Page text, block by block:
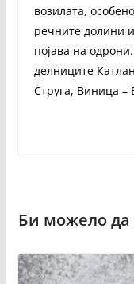
возилата,
речните долини
појава на
делниците
Струга, Виница –